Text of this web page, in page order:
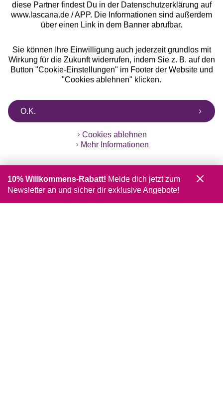
diese Partner findest Du in der Datenschutzerklärung auf
www.lascana.de / APP. Die Informationen sind außerdem
über einen Link in dem Banner abrufbar.
Sie können Ihre Einwilligung auch jederzeit grundlos mit
Wirkung für die Zukunft widerrufen, indem Sie z. B. auf den
Button "Cookie-Einstellungen" im Footer der Website und
"Cookies ablehnen" klicken.
O.K.
Cookies ablehnen
Mehr Informationen
10% Willkommens-Rabatt! Melde dich jetzt zum
Newsletter an und sicher dir exklusive Angebote!